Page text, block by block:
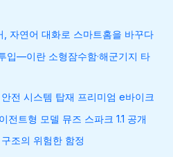
자연어 대화로 스마트홈을 바꾸다
입—이란 소형잠수함·해군기지 타
전 시스템 탑재 프리미엄 e바이크
전트형 모델 뮤즈 스파크 1.1 공개
조의 위험한 함정